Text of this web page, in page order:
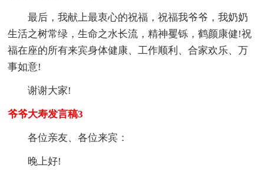
最后，我献上最衷心的祝福，祝福我爷爷，我奶奶
生活之树常绿，生命之水长流，精神矍铄，鹤颜康健!祝
福在座的所有来宾身体健康、工作顺利、合家欢乐、万
事如意!
谢谢大家!
爷爷大寿发言稿3
各位亲友、各位来宾：
晚上好!